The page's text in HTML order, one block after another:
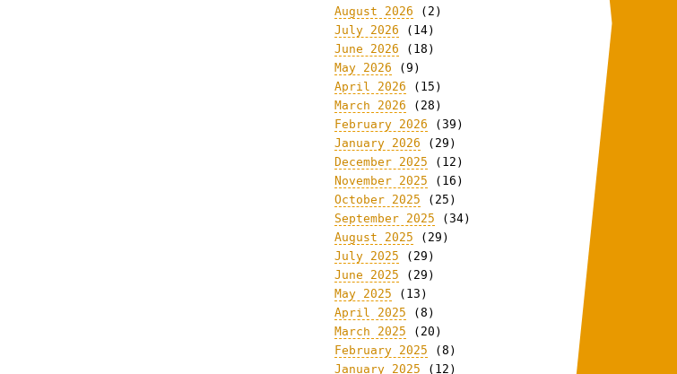
August 2026 (2)
July 2026 (14)
June 2026 (18)
May 2026 (9)
April 2026 (15)
March 2026 (28)
February 2026 (39)
January 2026 (29)
December 2025 (12)
November 2025 (16)
October 2025 (25)
September 2025 (34)
August 2025 (29)
July 2025 (29)
June 2025 (29)
May 2025 (13)
April 2025 (8)
March 2025 (20)
February 2025 (8)
January 2025 (12)